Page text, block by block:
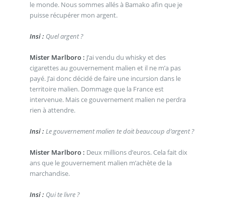
le monde. Nous sommes allés à Bamako afin que je
puisse récupérer mon argent.
Insi : Quel argent ?
Mister Marlboro : J’ai vendu du whisky et des
cigarettes au gouvernement malien et il ne m’a pas
payé. J’ai donc décidé de faire une incursion dans le
territoire malien. Dommage que la France est
intervenue. Mais ce gouvernement malien ne perdra
rien à attendre.
Insi : Le gouvernement malien te doit beaucoup d’argent ?
Mister Marlboro : Deux millions d’euros. Cela fait dix
ans que le gouvernement malien m’achète de la
marchandise.
Insi : Qui te livre ?